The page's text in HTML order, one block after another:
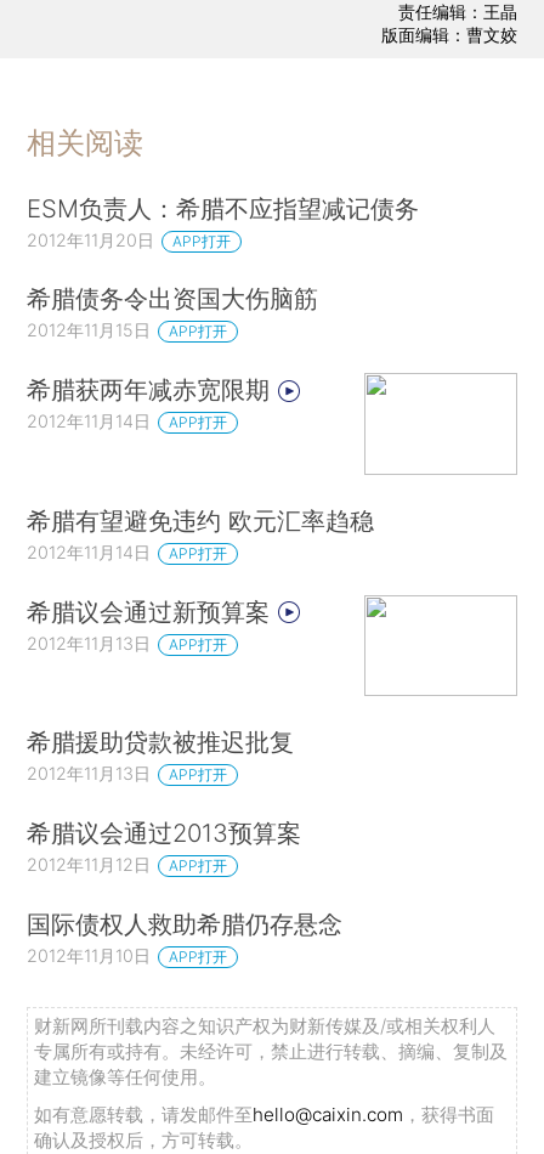
责任编辑：王晶
版面编辑：曹文姣
相关阅读
ESM负责人：希腊不应指望减记债务
2012年11月20日 APP打开
希腊债务令出资国大伤脑筋
2012年11月15日 APP打开
希腊获两年减赤宽限期
2012年11月14日 APP打开
希腊有望避免违约 欧元汇率趋稳
2012年11月14日 APP打开
希腊议会通过新预算案
2012年11月13日 APP打开
希腊援助贷款被推迟批复
2012年11月13日 APP打开
希腊议会通过2013预算案
2012年11月12日 APP打开
国际债权人救助希腊仍存悬念
2012年11月10日 APP打开
财新网所刊载内容之知识产权为财新传媒及/或相关权利人
专属所有或持有。未经许可，禁止进行转载、摘编、复制及
建立镜像等任何使用。
如有意愿转载，请发邮件至hello@caixin.com ，获得书面
确认及授权后，方可转载。